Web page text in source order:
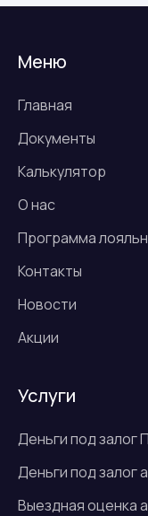
Меню
Главная
Документы
Калькулятор
О нас
Программа
Контакты
Новости
Акции
Услуги
Деньги под залог
Деньги под залог
Выездная оценка